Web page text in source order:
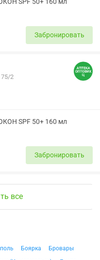
Забронировать
2
SPF 50+ 160 мл
Забронировать
все
Боярка
Бровары